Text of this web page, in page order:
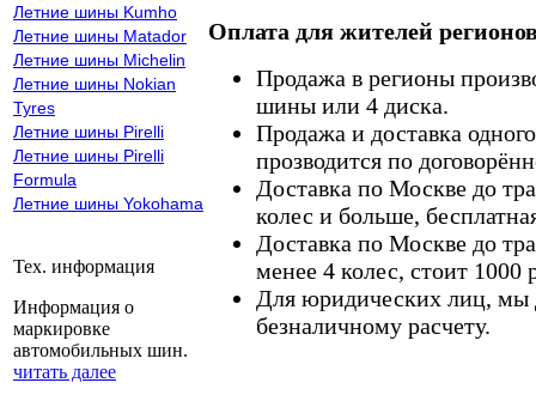
Летние шины Kumho
Летние шины Matador
Летние шины Michelin
Летние шины Nokian
Tyres
Летние шины Pirelli
Летние шины Pirelli
Formula
Летние шины Yokohama
Тех. информация
Информация о
маркировке
автомобильных шин.
читать далее
Оплата для жителей
Продажа в регионы
шины или 4 диска.
Продажа и доставка
прозводится по
Доставка по Москве до
колес и больше,
Доставка по Москве до
менее 4 колес, стоит 1000
Для юридических лиц, мы
безналичному расчету.